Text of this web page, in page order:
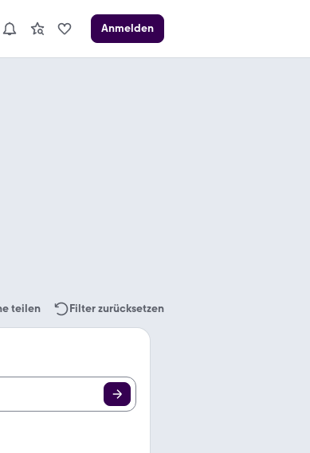
Anmelden
teilen Filter zurücksetzen